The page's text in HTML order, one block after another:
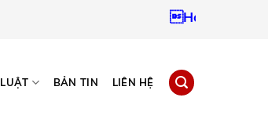
Hotline:
BẢN TIN LIÊN HỆ